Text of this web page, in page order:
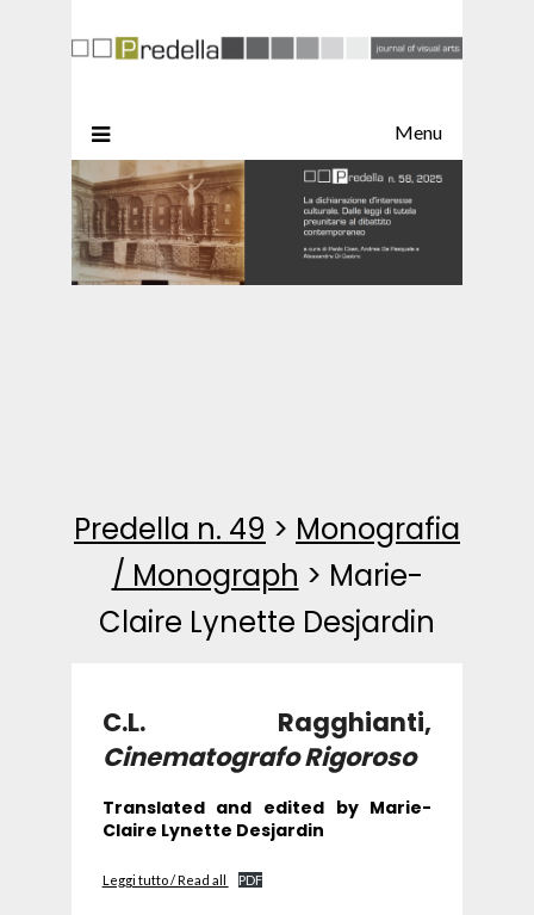
Menu
Predella n. 49 > Monografia
/ Monograph > Marie-
Claire Lynette Desjardin
C.L. Ragghianti,
Cinematografo Rigoroso
Translated and edited by Marie-
Claire Lynette Desjardin
Leggi tutto / Read all PDF